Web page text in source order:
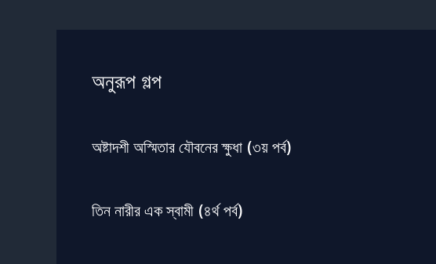
অনুরূপ গল্প
অষ্টাদশী অস্মিতার যৌবনের ক্ষুধা (৩য় পর্ব)
তিন নারীর এক স্বামী (৪র্থ পর্ব)